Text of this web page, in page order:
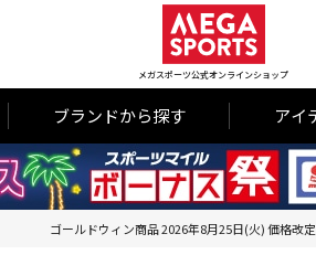
メガスポーツ公式オンラインショップ
ブランドから探す アイ
ゴールドウィン商品 2026年8月25日(火) 価格改